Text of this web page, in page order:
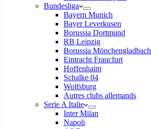
Bundesliga
Bayern Munich
Bayer Leverkusen
Borussia Dortmund
RB Leipzig
Borussia Mönchengladbach
Eintracht Francfurt
Hoffenhaim
Schalke 04
Wolfsburg
Autres clubs allemands
Serie A Italie
Inter Milan
Napoli